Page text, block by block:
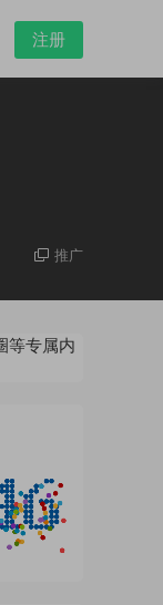
注册
推广